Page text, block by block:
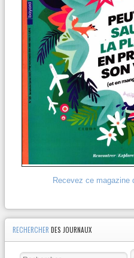
Recevez ce magazine
RECHERCHER DES JOURNAUX